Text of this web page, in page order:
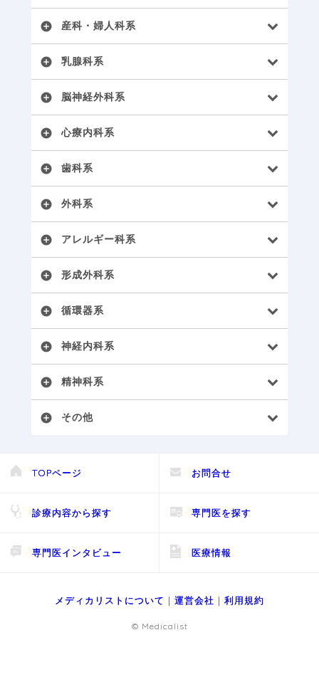
add_circle 産科・婦人科系
add_circle 乳腺科系
add_circle 脳神経外科系
add_circle 心療内科系
add_circle 歯科系
add_circle 外科系
add_circle アレルギー科系
add_circle 形成外科系
add_circle 循環器系
add_circle 神経内科系
add_circle 精神科系
add_circle その他
TOPページ お問合せ
診療内容から探す 専門医を探す
専門医インタビュー 医療情報
メディカリストについて ｜ 運営会社 ｜ 利用規約
© Medicalist